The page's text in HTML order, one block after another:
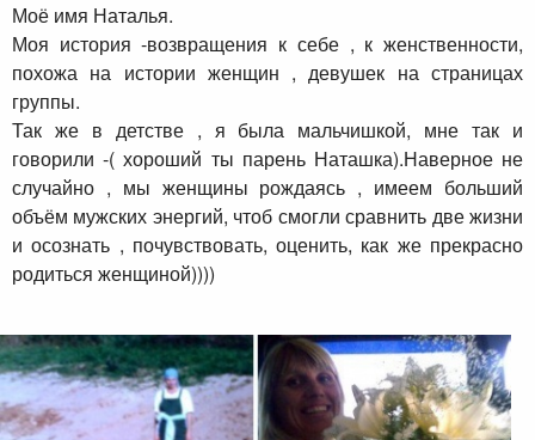
Моё имя Наталья.
Моя история -возвращения к себе , к женственности,
похожа на истории женщин , девушек на страницах
группы.
Так же в детстве , я была мальчишкой, мне так и
говорили -( хороший ты парень Наташка).Наверное не
случайно , мы женщины рождаясь , имеем больший
объём мужских энергий, чтоб смогли сравнить две жизни
и осознать , почувствовать, оценить, как же прекрасно
родиться женщиной))))